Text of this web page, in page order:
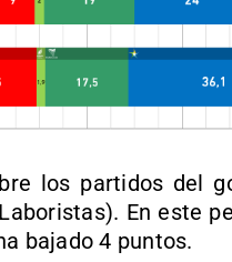
los partidos del
En este
bajado 4 puntos.